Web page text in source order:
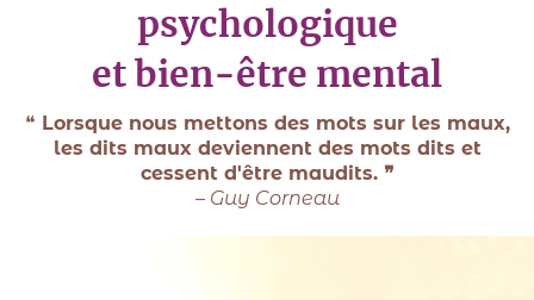
psychologique
et bien-être mental
❝ Lorsque nous mettons des mots sur les maux,
les dits maux deviennent des mots dits et
cessent d'être maudits. ❞
– Guy Corneau